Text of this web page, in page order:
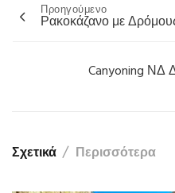
Πλοήγηση
Προηγούμενο
Ρακοκάζανο με
Canyoning ΝΔ
Σχετικά Περισσότερα